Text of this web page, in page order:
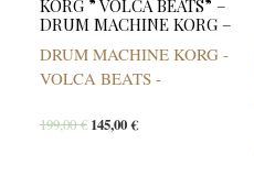
KORG ” VOLCA BEATS” –
DRUM MACHINE KORG –
DRUM MACHINE KORG -
VOLCA BEATS -
199,00€ 145,00€